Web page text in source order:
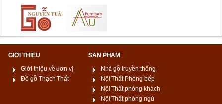
GIỚI THIỆU
Giới thiệu về đơn vị
Đồ gỗ Thạch Thất
SẢN PHẨM
Nhà gỗ truyền thống
Nội Thất Phòng bếp
Nội Thất phòng khách
Nội Thất phòng ngủ